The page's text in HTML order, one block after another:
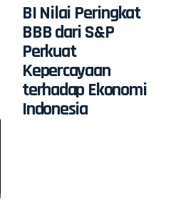
BI Nilai Peringkat
BBB dari S&P
Perkuat
Kepercayaan
terhadap Ekonomi
Indonesia